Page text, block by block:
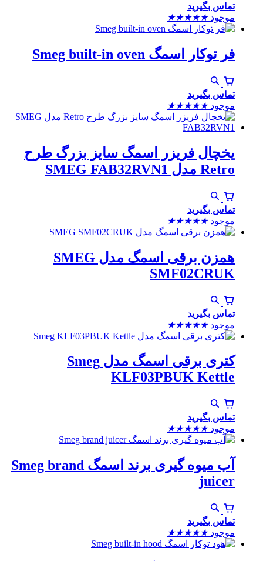
تماس بگیرید
موجود ★
★
★
★
★
فر توکار اسمگ Smeg built-in oven
تماس بگیرید
موجود ★
★
★
★
★
یخچال فریزر اسمگ سایز بزرگ طرح
Retro مدل SMEG FAB32RVN1
تماس بگیرید
موجود ★
★
★
★
★
همزن برقی اسمگ مدل SMEG
SMF02CRUK
تماس بگیرید
موجود ★
★
★
★
★
کتری برقی اسمگ مدل Smeg
KLF03PBUK Kettle
تماس بگیرید
موجود ★
★
★
★
★
آب میوه گیری برند اسمگ Smeg brand
juicer
تماس بگیرید
موجود ★
★
★
★
★